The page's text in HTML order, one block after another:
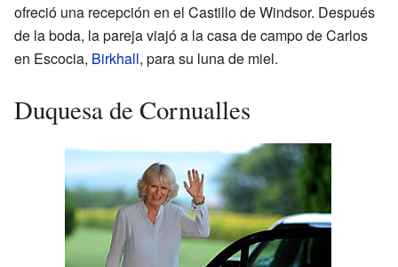
ofreció una recepción en el Castillo de Windsor. Después
de la boda, la pareja viajó a la casa de campo de Carlos
en Escocia, Birkhall, para su luna de miel.
Duquesa de Cornualles